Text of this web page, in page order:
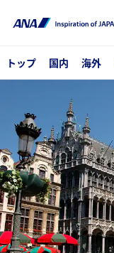
トップ 国内 海外